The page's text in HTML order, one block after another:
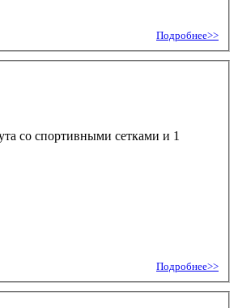
Подробнее>>
со спортивными сетками и 1
Подробнее>>